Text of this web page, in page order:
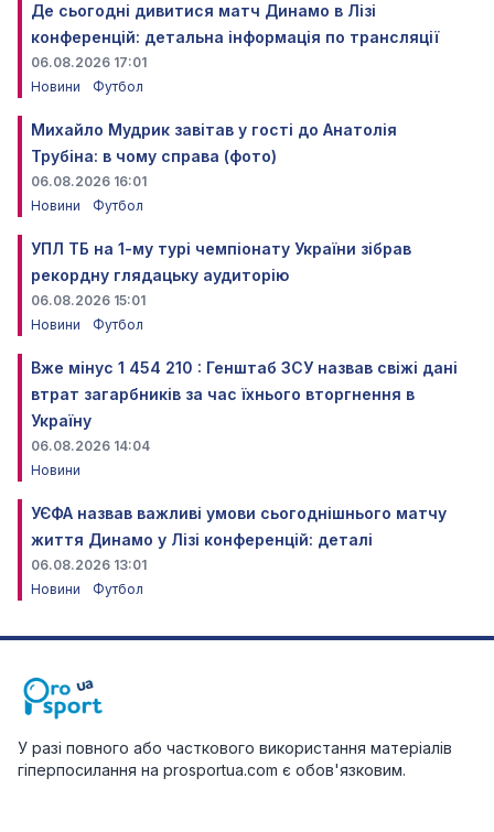
Де сьогодні дивитися матч Динамо в Лізі
конференцій: детальна інформація по трансляції
06.08.2026 17:01
Новини
Футбол
Михайло Мудрик завітав у гості до Анатолія
Трубіна: в чому справа (фото)
06.08.2026 16:01
Новини
Футбол
УПЛ ТБ на 1-му турі чемпіонату України зібрав
рекордну глядацьку аудиторію
06.08.2026 15:01
Новини
Футбол
Вже мінус 1 454 210 : Генштаб ЗСУ назвав свіжі дані
втрат загарбників за час їхнього вторгнення в
Україну
06.08.2026 14:04
Новини
УЄФА назвав важливі умови сьогоднішнього матчу
життя Динамо у Лізі конференцій: деталі
06.08.2026 13:01
Новини
Футбол
У разі повного або часткового використання матеріалів
гіперпосилання на prosportua.com є обов'язковим.